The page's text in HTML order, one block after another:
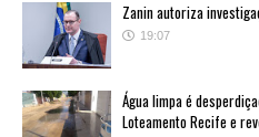
Zanin autoriza
19:07
Água limpa é
Loteamento Recife e